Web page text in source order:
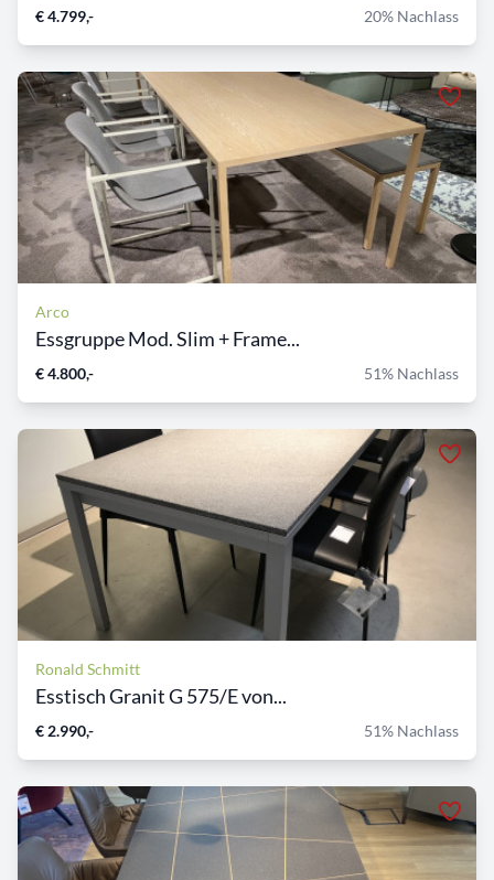
€ 4.799,- 20% Nachlass
Arco
Essgruppe Mod. Slim + Frame...
€ 4.800,- 51% Nachlass
Ronald Schmitt
Esstisch Granit G 575/E von...
€ 2.990,- 51% Nachlass